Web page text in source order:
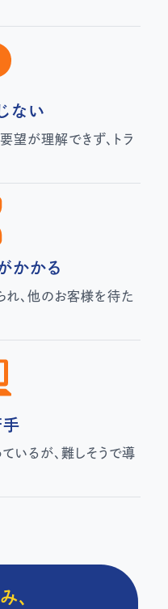
ない
望が理解できず、トラ
かかる
、他のお客様を待た
手
いるが、難しそうで導
、